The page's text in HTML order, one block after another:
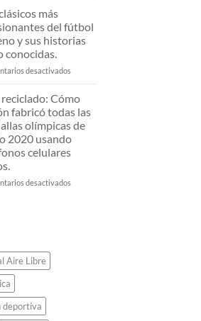
continente.
El
estudiante
que
de
espaldas
y
revolucionó
el
más
del fútbol
y sus historias
conocidas.
desactivadosen
más
apasionantes
del
fútbol
chileno
Cómo
fabricó todas las
olímpicas de
2020 usando
celulares
desactivadosen
Aire Libre
deportiva